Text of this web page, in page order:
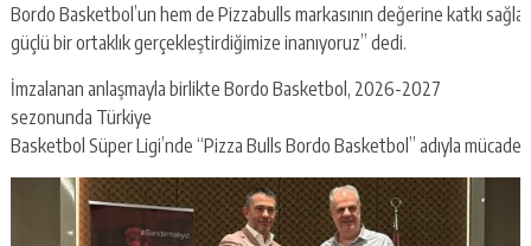
Bordo Basketbol’un hem de Pizzabulls markasının değerine katkı
güçlü bir ortaklık gerçekleştirdiğimize inanıyoruz” dedi.
İmzalanan anlaşmayla birlikte Bordo Basketbol, 2026-2027
sezonunda Türkiye
Basketbol Süper Ligi’nde “Pizza Bulls Bordo Basketbol” adıyla